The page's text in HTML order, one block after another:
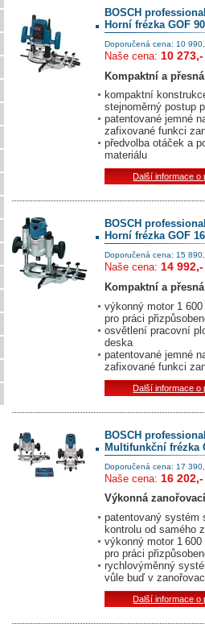
BOSCH
Horní frézka GOF
Doporučená cena: 10
Naše cena: 10
Kompaktní a
kompaktní
stejnoměrný postup
patentované jemné
zafixované funkci
předvolba otáček a
materiálu
Další informace o
BOSCH
Horní frézka GOF
Doporučená cena: 15
Naše cena: 14
Kompaktní a
výkonný motor 1
pro práci
osvětlení pracovní
deska
patentované jemné
zafixované funkci
Další informace o
BOSCH
Multifunkční frézka
Doporučená cena: 17
Naše cena: 16
Výkonná
patentovaný systém
kontrolu od samého
výkonný motor 1
pro práci
rychlovýměnný
vůle buď v
Další informace o